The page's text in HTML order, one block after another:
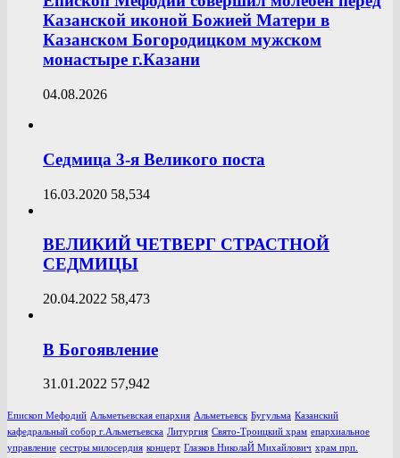
Казанской иконой Божией Матери в
Казанском Богородицком мужском
монастыре г.Казани
04.08.2026
Седмица 3-я Великого поста
16.03.2020 58,534
ВЕЛИКИЙ ЧЕТВЕРГ СТРАСТНОЙ
СЕДМИЦЫ
20.04.2022 58,473
В Богоявление
31.01.2022 57,942
Епископ Мефодий Альметьевская епархия Альметьевск Бугульма Казанский
кафедральный собор г.Альметьевска Литургия Свято-Троицкий храм епархиальное
управление сестры милосердия концерт Глазков НиколаЙ Михайлович храм прп.